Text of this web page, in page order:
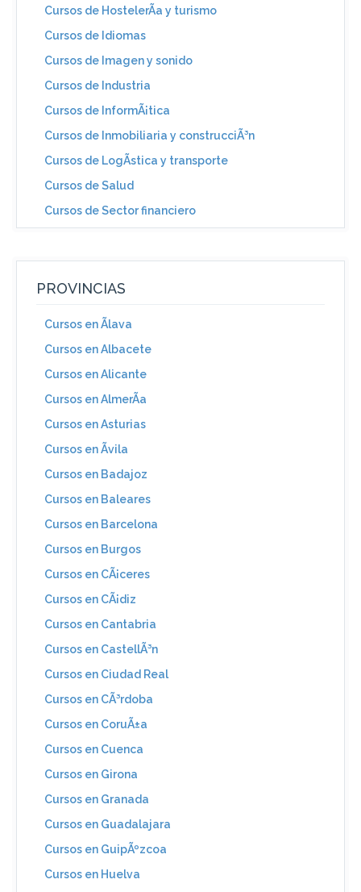
Cursos de HostelerÃ­a y turismo
Cursos de Idiomas
Cursos de Imagen y sonido
Cursos de Industria
Cursos de InformÃ¡tica
Cursos de Inmobiliaria y construcciÃ³n
Cursos de LogÃ­stica y transporte
Cursos de Salud
Cursos de Sector financiero
PROVINCIAS
Cursos en Ãlava
Cursos en Albacete
Cursos en Alicante
Cursos en AlmerÃ­a
Cursos en Asturias
Cursos en Ãvila
Cursos en Badajoz
Cursos en Baleares
Cursos en Barcelona
Cursos en Burgos
Cursos en CÃ¡ceres
Cursos en CÃ¡diz
Cursos en Cantabria
Cursos en CastellÃ³n
Cursos en Ciudad Real
Cursos en CÃ³rdoba
Cursos en CoruÃ±a
Cursos en Cuenca
Cursos en Girona
Cursos en Granada
Cursos en Guadalajara
Cursos en GuipÃºzcoa
Cursos en Huelva